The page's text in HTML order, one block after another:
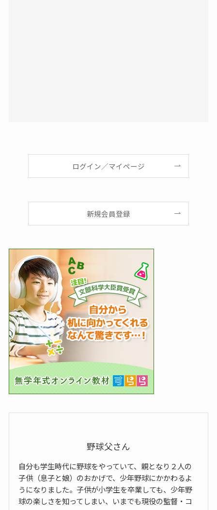
ログイン／マイページ
新規会員登録
野球父さん
自分も学生時代に野球をやっていて、親となり２人の
子供（息子と娘）のおかげで、少年野球にかかわるよ
うになりました。子供が小学生を卒業しても、少年野
球の楽しさを知ってしまい、いまでも現役の監督・コ